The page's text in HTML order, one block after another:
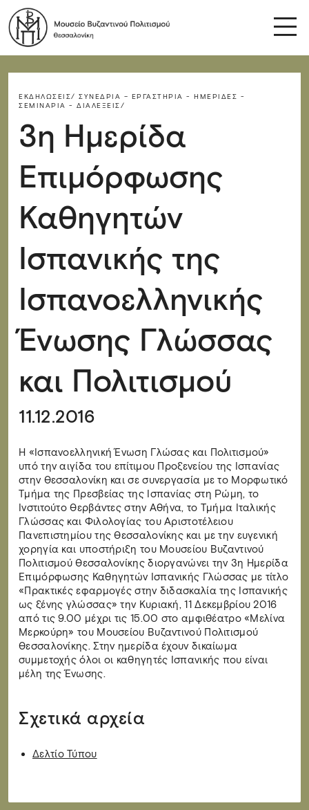
ΕΚΔΗΛΏΣΕΙΣ/ ΣΥΝΈΔΡΙΑ – ΕΡΓΑΣΤΉΡΙΑ - ΗΜΕΡΊΔΕΣ -
ΣΕΜΙΝΆΡΙΑ - ΔΙΑΛΈΞΕΙΣ/
3η Ημερίδα
Επιμόρφωσης
Καθηγητών
Ισπανικής της
Ισπανοελληνικής
Ένωσης Γλώσσας
και Πολιτισμού
11.12.2016
Η «Ισπανοελληνική Ένωση Γλώσας και Πολιτισμού»
υπό την αιγίδα του επίτιμου Προξενείου της Ισπανίας
στην Θεσσαλονίκη και σε συνεργασία με το Μορφωτικό
Τμήμα της Πρεσβείας της Ισπανίας στη Ρώμη, το
Ινστιτούτο Θερβάντες στην Αθήνα, το Τμήμα Ιταλικής
Γλώσσας και Φιλολογίας του Αριστοτέλειου
Πανεπιστημίου της Θεσσαλονίκης και με την ευγενική
χορηγία και υποστήριξη του Μουσείου Βυζαντινού
Πολιτισμού Θεσσαλονίκης διοργανώνει την 3η Ημερίδα
Επιμόρφωσης Καθηγητών Ισπανικής Γλώσσας με τίτλο
«Πρακτικές εφαρμογές στην διδασκαλία της Ισπανικής
ως ξένης γλώσσας» την Κυριακή, 11 Δεκεμβρίου 2016
από τις 9.00 μέχρι τις 15.00 στο αμφιθέατρο «Μελίνα
Μερκούρη» του Μουσείου Βυζαντινού Πολιτισμού
Θεσσαλονίκης. Στην ημερίδα έχουν δικαίωμα
συμμετοχής όλοι οι καθηγητές Ισπανικής που είναι
μέλη της Ένωσης.
Σχετικά αρχεία
Δελτίο Τύπου